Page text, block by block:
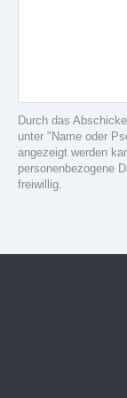
Durch das
unter "Name oder
angezeigt werden
personenbezogene
freiwillig.